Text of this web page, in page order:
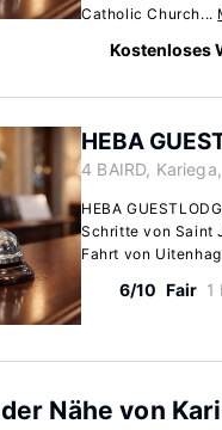
Catholic Church...
Kostenloses
HEBA
4 BAIRD,
HEBA
Schritte von Saint
Fahrt von
6/10 Fair 1
Nähe von